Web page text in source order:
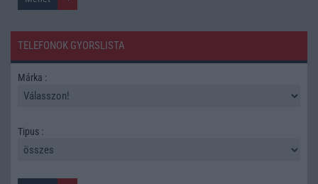
TELEFONOK GYORSLISTA
Márka :
Tipus :